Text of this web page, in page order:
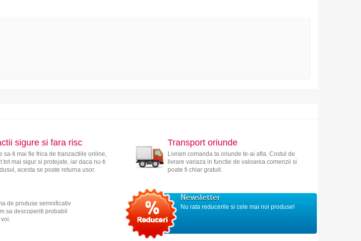
sigure si fara risc
sa-ti mai fie frica de tranzactiile online,
tot mai sigur si protejate, iar daca nu-ti
acesta se poate returna usor.
Transport oriunde
Livram comanda ta oriunde te-ai afla. Costul de
livrare variaza in functie de valoarea comenzii si
poate fi chiar gratuit.
de produse semnificativ
sa descoperiti probabil
Newsletter
Nu rata reducerile si cele mai noi produse!